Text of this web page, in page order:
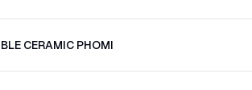
CERAMIC PHOMI